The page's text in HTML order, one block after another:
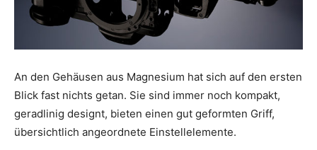
An den Gehäusen aus Magnesium hat sich auf den ersten
Blick fast nichts getan. Sie sind immer noch kompakt,
geradlinig designt, bieten einen gut geformten Griff,
übersichtlich angeordnete Einstellelemente.